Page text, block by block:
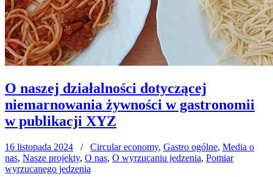
O naszej działalności dotyczącej
niemarnowania żywności w gastronomii
w publikacji XYZ
16 listopada 2024 / Circular economy, Gastro ogólne, Media o
nas, Nasze projekty, O nas, O wyrzucaniu jedzenia, Pomiar
wyrzucanego jedzenia